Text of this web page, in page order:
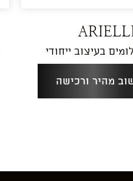
בעיצוב ייחודי
מהיר ורכישה